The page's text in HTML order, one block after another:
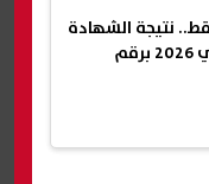
نتيجة الشهادة
الإعدادية الدور الثاني 2026 برقم